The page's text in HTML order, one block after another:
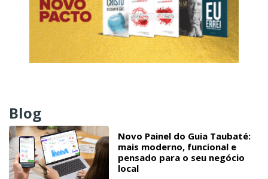
Blog
Novo Painel do Guia Taubaté:
mais moderno, funcional e
pensado para o seu negócio
local